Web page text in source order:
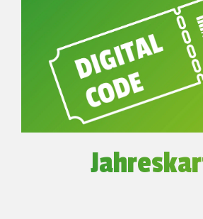
Mein Konto
Unser
Kletterkurse